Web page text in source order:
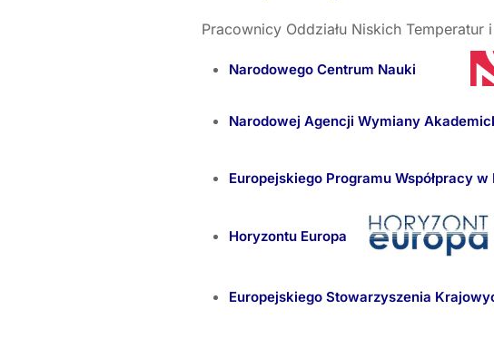
Pracownicy Oddziału Niskich
Narodowego Centrum Nauki
Narodowej Agencji Wymiany
Europejskiego Programu Współpracy
Horyzontu Europa
Europejskiego Stowarzyszenia